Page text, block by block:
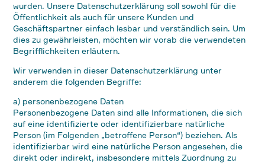
wurden. Unsere Datenschutzerklärung soll sowohl für die
Öffentlichkeit als auch für unsere Kunden und
Geschäftspartner einfach lesbar und verständlich sein. Um
dies zu gewährleisten, möchten wir vorab die verwendeten
Begrifflichkeiten erläutern.
Wir verwenden in dieser Datenschutzerklärung unter
anderem die folgenden Begriffe:
a) personenbezogene Daten
Personenbezogene Daten sind alle Informationen, die sich
auf eine identifizierte oder identifizierbare natürliche
Person (im Folgenden „betroffene Person“) beziehen. Als
identifizierbar wird eine natürliche Person angesehen, die
direkt oder indirekt, insbesondere mittels Zuordnung zu